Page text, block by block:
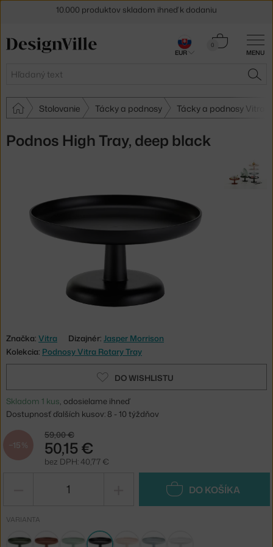
MENU
Hľadať
0
Košík
Stolovanie Tácky a podnosy Tácky a podnosy Vitra
Podnos High Tray, deep black
Značka: Vitra Dizajnér: Jasper Morrison
Kolekcia: Podnosy Vitra Rotary Tray
DO WISHLISTU
Skladom 1 kus, odosielame ihneď
Dostupnosť ďalších kusov: 8 - 10 týždňov
−15 %
59,00 €
50,15 €
bez DPH: 40,77 €
DO KOŠÍKA
VARIANTA
30 dní na vrátenie tovaru
EUR